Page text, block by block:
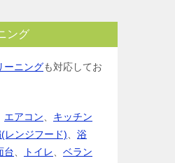
ング
ーニングも対応してお
エアコン
キッチン
レンジフード)
浴
台 トイレ
ベラン